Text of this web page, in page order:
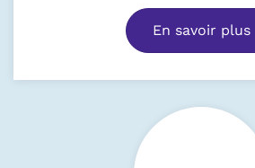
En savoir plus